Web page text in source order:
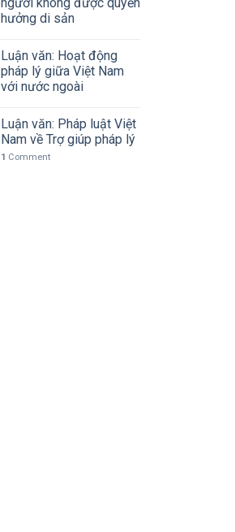
hưởng di sản
Luận văn: Hoạt động
pháp lý giữa Việt Nam
với nước ngoài
Luận văn: Pháp luật Việt
Nam về Trợ giúp pháp lý
1 Comment